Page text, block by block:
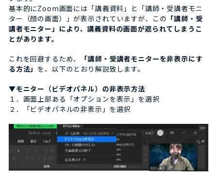
基本的にZoom画面には「講義資料」と「講師・受講者モニ
ター（顔の画面）」が表示されていますが、この 「講師・受
講者モニター」により、講義資料の画面が遮られてしまうこ
とがあります。
これを回避するため、
「講師・受講者モニターを非表示にす
る方法」 を、以下のとおり解説致します。
▼モニター（ビデオパネル）の非表示方法
１．画面上部ある「オプションを表示」を選択
２．「ビデオパネルの非表示」を選択